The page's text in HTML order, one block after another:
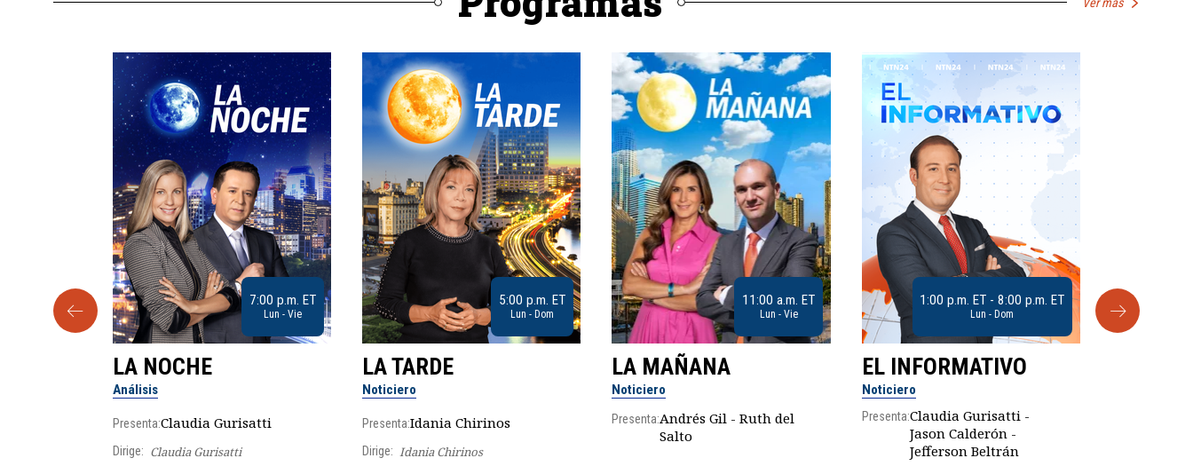
9:30 a.m. ET 7:00 p.m. ET
Lun - Vie
LA NOCHE
Análisis
Presenta:Claudia Gurisatti
Dirige: Claudia Gurisatti
5:00 p.m. ET
Lun - Dom
LA TARDE
Noticiero
Presenta:Idania Chirinos
Dirige: Idania Chirinos
11:00 a.m. ET
Lun - Vie
LA MAÑANA
Noticiero
Presenta:Andrés Gil - Ruth del
Salto
1:00 p.m. ET - 8:00 p.m. ET
Lun - Dom
EL INFORMATIVO
Noticiero
Presenta:Claudia Gurisatti -
Jason Calderón -
Jefferson Beltrán